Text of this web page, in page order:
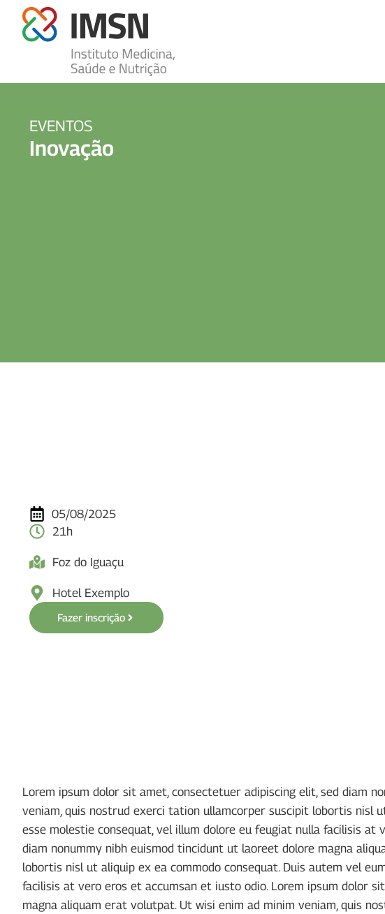
EVENTOS
Inovação
05/08/2025
21h
Foz do Iguaçu
Hotel Exemplo
Fazer inscrição
Lorem ipsum dolor sit amet, consectetuer adipiscing elit, sed diam
veniam, quis nostrud exerci tation ullamcorper suscipit lobortis nisl
esse molestie consequat, vel illum dolore eu feugiat nulla facilisis
diam nonummy nibh euismod tincidunt ut laoreet dolore magna
lobortis nisl ut aliquip ex ea commodo consequat. Duis autem vel
facilisis at vero eros et accumsan et iusto odio. Lorem ipsum dolor
magna aliquam erat volutpat. Ut wisi enim ad minim veniam, quis